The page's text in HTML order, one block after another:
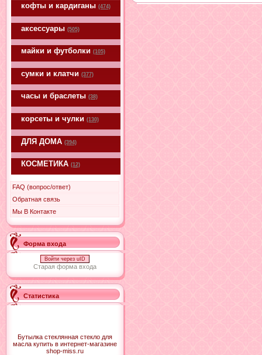
кофты и кардиганы (474)
аксессуары (505)
майки и футболки (105)
сумки и клатчи (377)
часы и браслеты (38)
корсеты и чулки (130)
ДЛЯ ДОМА (394)
КОСМЕТИКА (12)
FAQ (вопрос/ответ)
Обратная связь
Мы В Контакте
Форма входа
Войти через uID
Старая форма входа
Статистика
Бутылка стеклянная стекло для
масла купить в интернет-магазине
shop-miss.ru